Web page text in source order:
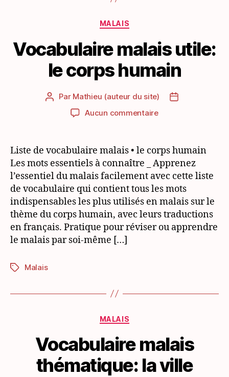
Catégories
MALAIS
Vocabulaire malais utile:
le corps humain
Auteur
l’article
Par Mathieu (auteur du site)
Date
Aucun commentairesur
utile:
le
corps
humain
Liste de vocabulaire malais • le corps humain
Les mots essentiels à connaître _ Apprenez
l’essentiel du malais facilement avec cette liste
de vocabulaire qui contient tous les mots
indispensables les plus utilisés en malais sur le
thème du corps humain, avec leurs traductions
en français. Pratique pour réviser ou apprendre
le malais par soi-même […]
Étiquettes
Malais
Catégories
MALAIS
Vocabulaire malais
thématique: la ville